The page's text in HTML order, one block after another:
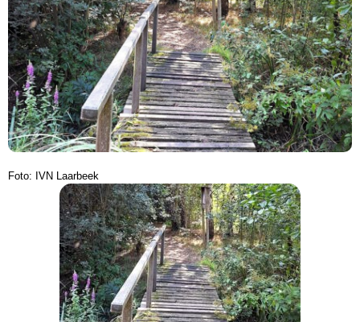
Foto: IVN Laarbeek